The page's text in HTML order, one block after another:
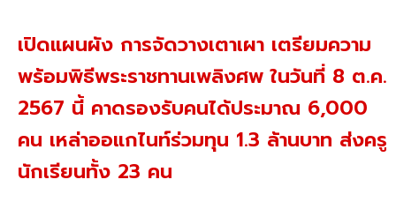
เปิดแผนผัง การจัดวางเตาเผา เตรียมความ
พร้อมพิธีพระราชทานเพลิงศพ ในวันที่ 8 ต.ค.
2567 นี้ คาดรองรับคนได้ประมาณ 6,000
คน เหล่าออแกไนท์ร่วมทุน 1.3 ล้านบาท ส่งครู
นักเรียนทั้ง 23 คน